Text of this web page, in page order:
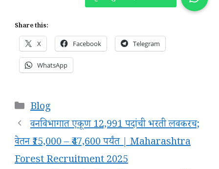
Share this:
X Facebook Telegram
WhatsApp
Categories
Blog
वनविभागात एकूण 12,991 पदांची भरती लवकरच;
वेतन ₹15,000 – ₹47,600 पर्यंत | Maharashtra
Forest Recruitment 2025